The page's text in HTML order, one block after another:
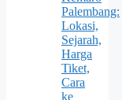
Palembang:
Lokasi,
Sejarah,
Harga
Tiket,
Cara
ke